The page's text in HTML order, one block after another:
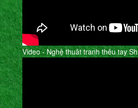
Video - Nghệ thuât tranh thêu tay Sh